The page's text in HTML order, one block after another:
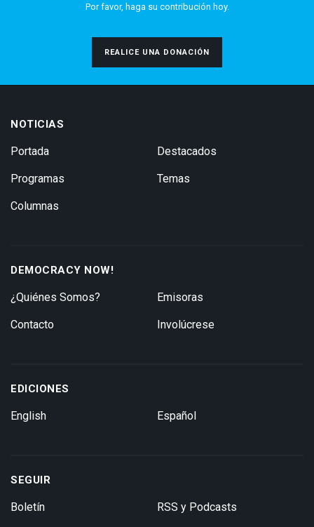
Por favor, haga su contribución hoy.
REALICE UNA DONACIÓN
NOTICIAS
Portada
Programas
Columnas
Destacados
Temas
DEMOCRACY NOW!
¿Quiénes Somos?
Contacto
Emisoras
Involúcrese
EDICIONES
English Español
SEGUIR
Boletín RSS y Podcasts